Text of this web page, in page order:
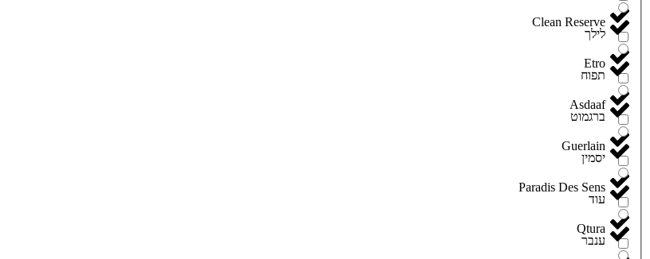
Clean Reserve
Etro
Asdaaf
Guerlain
Paradis Des Sens
Qtura
לילך
תפוח
ברגמוט
יסמין
עוד
ענבר